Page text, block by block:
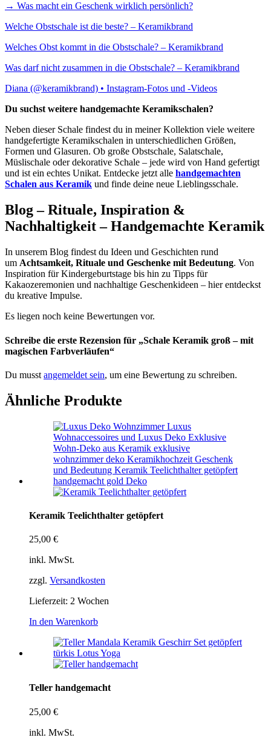
→ Was macht ein Geschenk wirklich persönlich?
Welche Obstschale ist die beste? – Keramikbrand
Welches Obst kommt in die Obstschale? – Keramikbrand
Was darf nicht zusammen in die Obstschale? – Keramikbrand
Diana (@keramikbrand) • Instagram-Fotos und -Videos
Du suchst weitere handgemachte Keramikschalen?
Neben dieser Schale findest du in meiner Kollektion viele weitere
handgefertigte Keramikschalen in unterschiedlichen Größen,
Formen und Glasuren. Ob große Obstschale, Salatschale,
Müslischale oder dekorative Schale – jede wird von Hand gefertigt
und ist ein echtes Unikat. Entdecke jetzt alle handgemachten
Schalen aus Keramik und finde deine neue Lieblingsschale.
Blog – Rituale, Inspiration &
Nachhaltigkeit – Handgemachte Keramik
In unserem Blog findest du Ideen und Geschichten rund
um Achtsamkeit, Rituale und Geschenke mit Bedeutung. Von
Inspiration für Kindergeburtstage bis hin zu Tipps für
Kakaozeremonien und nachhaltige Geschenkideen – hier entdeckst
du kreative Impulse.
Es liegen noch keine Bewertungen vor.
Schreibe die erste Rezension für „Schale Keramik groß – mit
magischen Farbverläufen“
Du musst angemeldet sein, um eine Bewertung zu schreiben.
Ähnliche Produkte
Keramik Teelichthalter getöpfert
25,00 €
inkl. MwSt.
zzgl. Versandkosten
Lieferzeit: 2 Wochen
In den Warenkorb
Teller handgemacht
25,00 €
inkl. MwSt.